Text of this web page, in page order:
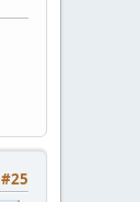
#25